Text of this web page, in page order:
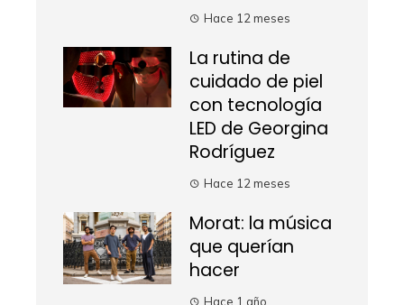
Hace 12 meses
La rutina de
cuidado de piel
con tecnología
LED de Georgina
Rodríguez
Hace 12 meses
Morat: la música
que querían
hacer
Hace 1 año